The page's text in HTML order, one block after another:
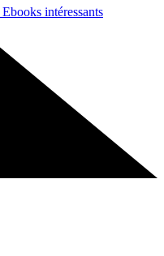
Ebooks intéressants